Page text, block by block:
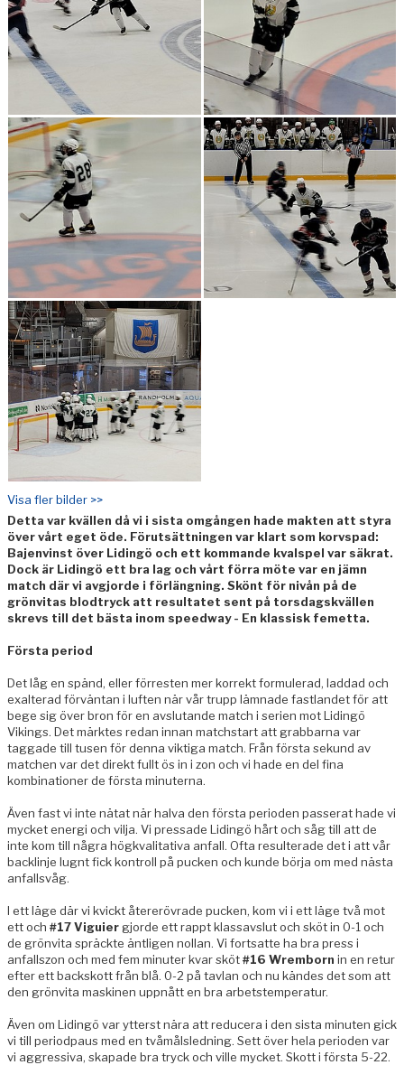
Visa fler bilder >>
Detta var kvällen då vi i sista omgången hade makten att styra
över vårt eget öde. Förutsättningen var klart som korvspad:
Bajenvinst över Lidingö och ett kommande kvalspel var säkrat.
Dock är Lidingö ett bra lag och vårt förra möte var en jämn
match där vi avgjorde i förlängning. Skönt för nivån på de
grönvitas blodtryck att resultatet sent på torsdagskvällen
skrevs till det bästa inom speedway - En klassisk femetta.
Första period
Det låg en spänd, eller förresten mer korrekt formulerad, laddad och
exalterad förväntan i luften när vår trupp lämnade fastlandet för att
bege sig över bron för en avslutande match i serien mot Lidingö
Vikings. Det märktes redan innan matchstart att grabbarna var
taggade till tusen för denna viktiga match. Från första sekund av
matchen var det direkt fullt ös in i zon och vi hade en del fina
kombinationer de första minuterna.
Även fast vi inte nätat när halva den första perioden passerat hade vi
mycket energi och vilja. Vi pressade Lidingö hårt och såg till att de
inte kom till några högkvalitativa anfall. Ofta resulterade det i att vår
backlinje lugnt fick kontroll på pucken och kunde börja om med nästa
anfallsvåg.
I ett läge där vi kvickt återerövrade pucken, kom vi i ett läge två mot
ett och #17 Viguier gjorde ett rappt klassavslut och sköt in 0-1 och
de grönvita spräckte äntligen nollan. Vi fortsatte ha bra press i
anfallszon och med fem minuter kvar sköt#16 Wremborn in en retur
efter ett backskott från blå. 0-2 på tavlan och nu kändes det som att
den grönvita maskinen uppnått en bra arbetstemperatur.
Även om Lidingö var ytterst nära att reducera i den sista minuten gick
vi till periodpaus med en tvåmålsledning. Sett över hela perioden var
vi aggressiva, skapade bra tryck och ville mycket. Skott i första 5-22.